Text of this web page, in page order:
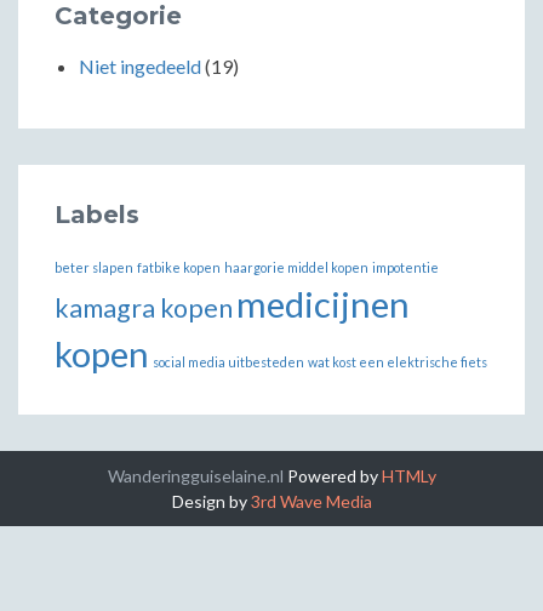
Categorie
Niet ingedeeld(19)
Labels
beter slapen fatbike kopen haargorie middel kopen impotentie
kamagra kopen medicijnen
kopen social media uitbesteden wat kost een elektrische fiets
Wanderingguiselaine.nl Powered byHTMLy
Design by3rd Wave Media